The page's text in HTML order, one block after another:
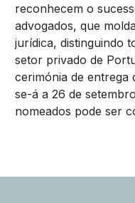
reconhecem o
advogados, que
jurídica, distinguindo
setor privado de
cerimónia de entrega
se-á a 26 de
nomeados pode ser